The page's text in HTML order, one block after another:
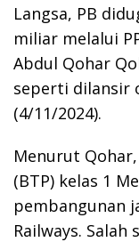
Langsa, PB
miliar melalui
Abdul Qohar
seperti dilansir
(4/11/2024).
Menurut
(BTP) kelas 1
pembangunan
Railways.